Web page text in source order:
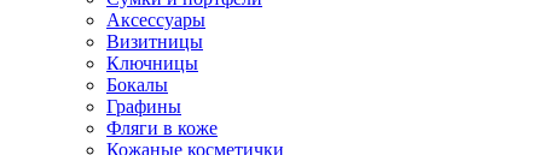
Аксессуары
Визитницы
Ключницы
Бокалы
Графины
Фляги в коже
Кожаные косметички